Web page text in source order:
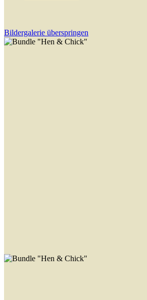
Bildergalerie überspringen